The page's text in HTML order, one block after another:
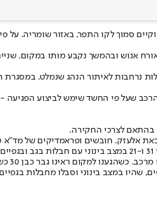
סמוך לקו התפר, באזור שומריה.
ובהמשך נקבע מותו במקום. שניים
לאיתור הנהג שנמלט. במסגרת
גם את הרכב שעל פי החשד שימש לביצוע
לצרכי החקירה.
חובש
שהיו במצב בינוני וסבלו מחבלות